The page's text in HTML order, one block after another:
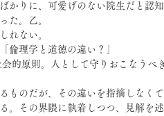
かりに、可愛げのない院生だと認
た。乙。
れない。
倫理学と道徳の違い？」
的原則。人として守りおこなうべ
ものだが、その違いを指摘しなくて
。その界隈に執着しつつ、見解を